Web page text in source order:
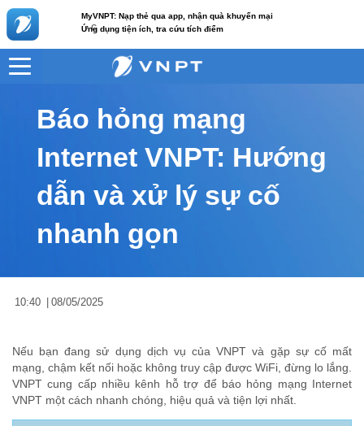
MyVNPT: Nạp thẻ qua app, nhận quà khuyến mại
Ứng dụng tiện ích, tra cứu tích điểm
c
VNPT Nội dung tin
Báo hỏng mạng
Internet VNPT: Hướng
dẫn và xử lý sự cố
nhanh gọn
10:40 08/05/2025
Nếu bạn đang sử dụng dịch vụ của VNPT và gặp sự cố mất
mạng, chậm kết nối hoặc không truy cập được WiFi, đừng lo lắng.
VNPT cung cấp nhiều kênh hỗ trợ để báo hỏng mạng Internet
VNPT một cách nhanh chóng, hiệu quả và tiện lợi nhất.